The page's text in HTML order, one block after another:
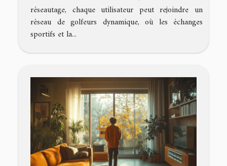
réseautage, chaque utilisateur peut rejoindre un
réseau de golfeurs dynamique, où les échanges
sportifs et la...